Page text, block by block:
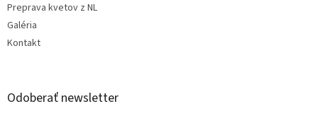
Preprava kvetov z NL
Galéria
Kontakt
Odoberať newsletter